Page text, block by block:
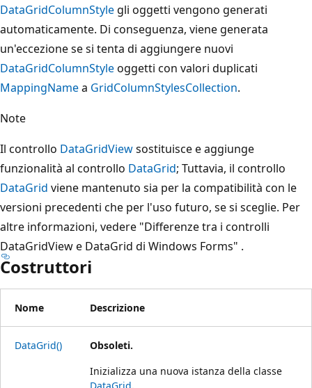
DataGridColumnStyle gli oggetti vengono generati
automaticamente. Di conseguenza, viene generata
un'eccezione se si tenta di aggiungere nuovi
DataGridColumnStyleoggetti con valori duplicati
MappingNamea GridColumnStylesCollection.
Note
Il controllo DataGridViewsostituisce e aggiunge
funzionalità al controllo DataGrid; Tuttavia, il controllo
DataGrid viene mantenuto sia per la compatibilità con le
versioni precedenti che per l'uso futuro, se si sceglie. Per
altre informazioni, vedere "Differenze tra i controlli
DataGridView e DataGrid di Windows Forms" .
Costruttori
Nome Descrizione
DataGrid()
Obsoleti.
Inizializza una nuova istanza della classe
DataGrid.